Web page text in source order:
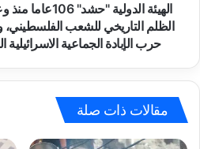
ن
ة
،
ش
د
"
الهيئة الدولية
الظلم التاريخي للشعب الفلسطيني،
حرب الإبادة الجماعية
مقالات ذات صلة